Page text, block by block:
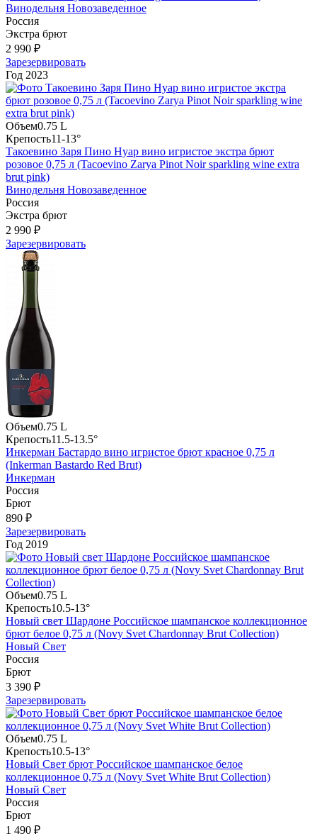
Винодельня Новозаведенное
Россия
Экстра брют
2 990 ₽
Зарезервировать
Год 2023
Объем0.75 L
Крепость11-13°
Такоевино Заря Пино Нуар вино игристое экстра брют
розовое 0,75 л (Tacoevino Zarya Pinot Noir sparkling wine extra
brut pink)
Винодельня Новозаведенное
Россия
Экстра брют
2 990 ₽
Зарезервировать
Объем0.75 L
Крепость11.5-13.5°
Инкерман Бастардо вино игристое брют красное 0,75 л
(Inkerman Bastardo Red Brut)
Инкерман
Россия
Брют
890 ₽
Зарезервировать
Год 2019
Объем0.75 L
Крепость10.5-13°
Новый свет Шардоне Российское шампанское коллекционное
брют белое 0,75 л (Novy Svet Chardonnay Brut Collection)
Новый Свет
Россия
Брют
3 390 ₽
Зарезервировать
Объем0.75 L
Крепость10.5-13°
Новый Свет брют Российское шампанское белое
коллекционное 0,75 л (Novy Svet White Brut Collection)
Новый Свет
Россия
Брют
1 490 ₽